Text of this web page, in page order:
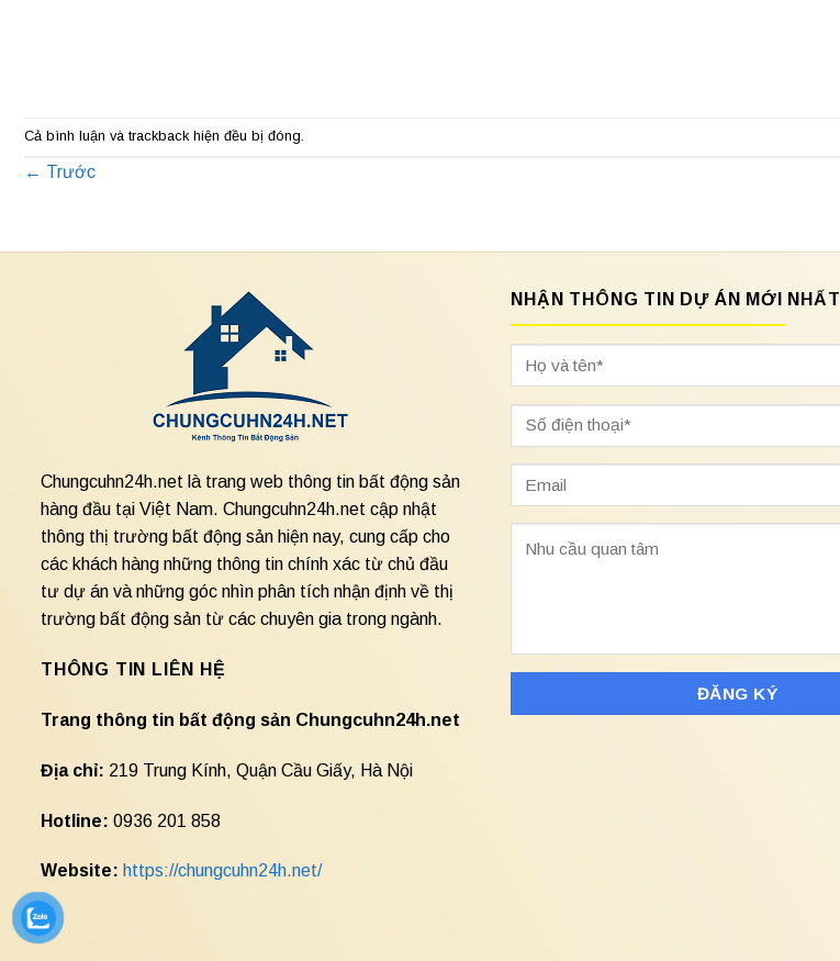
Cả bình luận và trackback hiện đều bị đóng.
← Trước
Chungcuhn24h.net là trang web thông tin bất động sản
hàng đầu tại Việt Nam. Chungcuhn24h.net cập nhật
thông thị trường bất động sản hiện nay, cung cấp cho
các khách hàng những thông tin chính xác từ chủ đầu
tư dự án và những góc nhìn phân tích nhận định về thị
trường bất động sản từ các chuyên gia trong ngành.
THÔNG TIN LIÊN HỆ
Trang thông tin bất động sản Chungcuhn24h.net
Địa chỉ: 219 Trung Kính, Quận Cầu Giấy, Hà Nội
Hotline: 0936 201 858
Website: https://chungcuhn24h.net/
NHẬN THÔNG TIN DỰ ÁN MỚI NHẤT